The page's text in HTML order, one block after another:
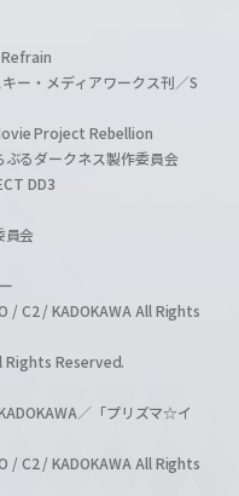
ー・メディアワークス刊／S
Project Rebellion
るダークネス製作委員会
DD3
員会
/ C2 / KADOKAWA All Rights
Rights Reserved.
／「プリズマ☆イ
/ C2 / KADOKAWA All Rights